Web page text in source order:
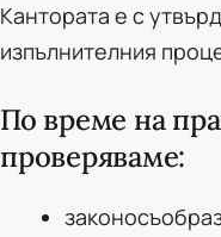
Кантората е с
изпълнителния
По време на
проверяваме: